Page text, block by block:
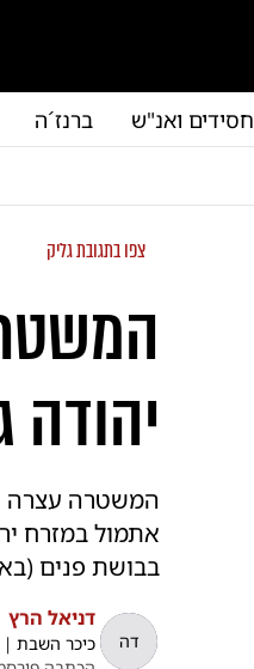
חסידים ואנ"ש ברנז´ה
צפו בתגובת גליק
יהודה
המשטרה עצרה
אתמול במזרח
בבושת פנים
דה
דניאל הרץ
כיכר השבת|